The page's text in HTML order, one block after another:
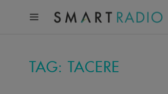
TAG: TACERE